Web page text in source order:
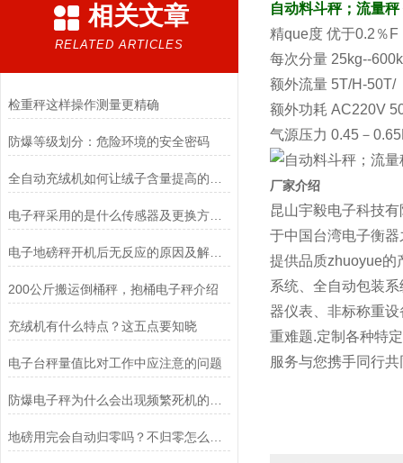
相关文章
RELATED ARTICLES
检重秤这样操作测量更精确
防爆等级划分：危险环境的安全密码
电子秤采用的是什么传感器及更换方法？
电子地磅秤开机后无反应的原因及解决方法介绍
200公斤搬运倒桶秤，抱桶电子秤介绍
充绒机有什么特点？这五点要知晓
电子台秤量值比对工作中应注意的问题
自动料斗秤；流量秤
精que度 优于0.2％F
每次分量 25kg--600k
额外流量 5T/H-50T/
额外功耗 AC220V
气源压力 0.45－
厂家介绍
昆山宇毅电子科技
于中国台湾电子衡
提供品质zhuoyue的
系统、全自动包装
器仪表、非标称重
重难题.定制各种特
服务与您携手同行